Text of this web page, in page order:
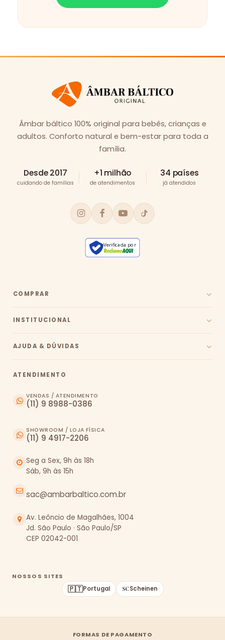
Âmbar báltico 100% original para bebês, crianças e
adultos. Conforto natural e bem-estar para toda a
família.
Desde 2017
cuidando de famílias
+1 milhão
de atendimentos
34 países
já atendidos
Verificada por
COMPRAR
INSTITUCIONAL
AJUDA & DÚVIDAS
ATENDIMENTO
VENDAS / ATENDIMENTO
(11) 9 8988-0386
SHOWROOM / LOJA FÍSICA
(11) 9 4917-2206
Seg a Sex, 9h às 18h
Sáb, 9h às 15h
sac@ambarbaltico.com.br
Av. Leôncio de Magalhães, 1004
Jd. São Paulo · São Paulo/SP
CEP 02042-001
NOSSOS SITES
🇵🇹Portugal Scheinen
FORMAS DE PAGAMENTO